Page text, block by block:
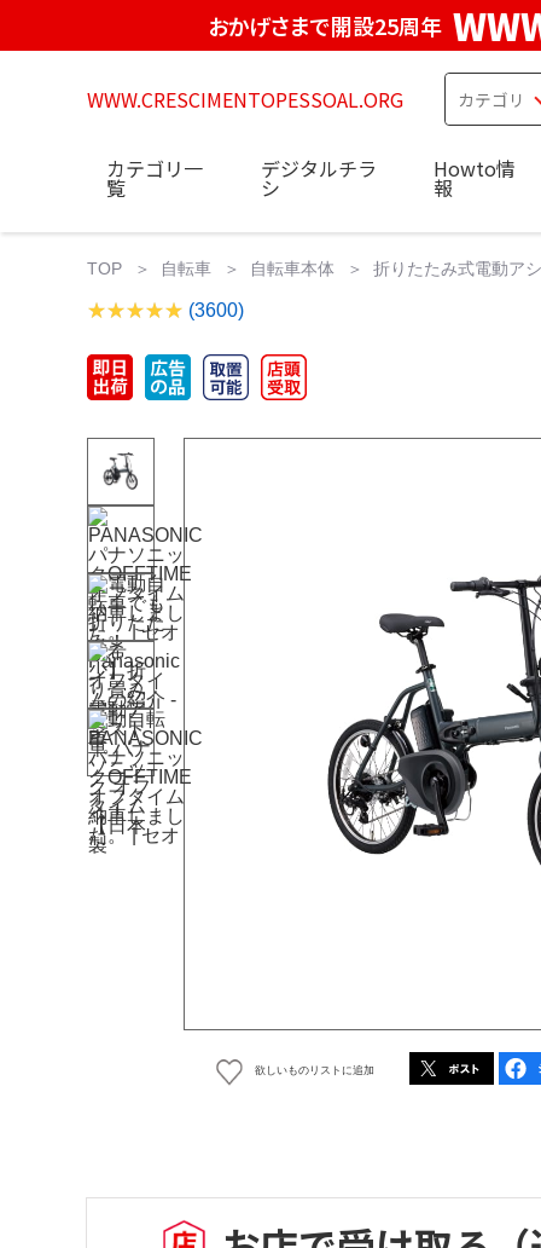
おかげさまで開設25周年
WWW.CRESCIMENTOPESSOAL.ORG
カテゴリ一
覧
デジタルチラ
シ
Howto情
報
TOP 自転車 自転車本体 折りたたみ式電動ア
(3600)
欲しいものリストに追加